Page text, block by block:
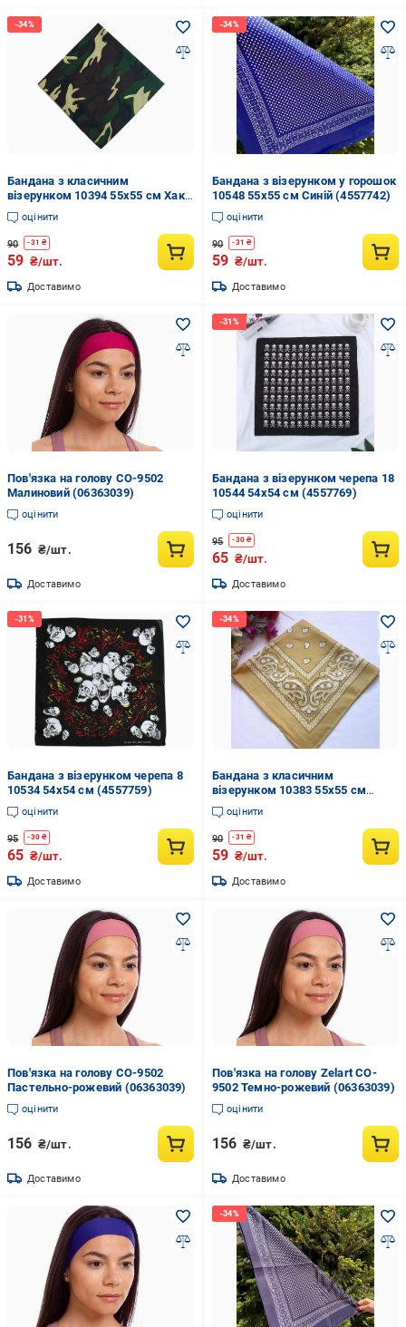
Бандана з класичним
візерунком 10394 55х55 см Хакі
(4548441)
оцінити
90 -31 ₴
59 ₴/шт.
Доставимо
Бандана з візерунком у горошок
10548 55х55 см Синій (4557742)
оцінити
90 -31 ₴
59 ₴/шт.
Доставимо
Пов'язка на голову CO-9502
Малиновий (06363039)
оцінити
156 ₴/шт.
Доставимо
Бандана з візерунком черепа 18
10544 54х54 см (4557769)
оцінити
95 -30₴
65 ₴/шт.
Доставимо
Бандана з візерунком черепа 8
10534 54х54 см (4557759)
оцінити
95 -30 ₴
65 ₴/шт.
Доставимо
Бандана з класичним
візерунком 10383 55х55 см
Бежевий (4548430)
оцінити
90 -31 ₴
59 ₴/шт.
Доставимо
Пов'язка на голову CO-9502
Пастельно-рожевий (06363039)
оцінити
156 ₴/шт.
Доставимо
Пов'язка на голову Zelart CO-
9502 Темно-рожевий (06363039)
оцінити
156 ₴/шт.
Доставимо